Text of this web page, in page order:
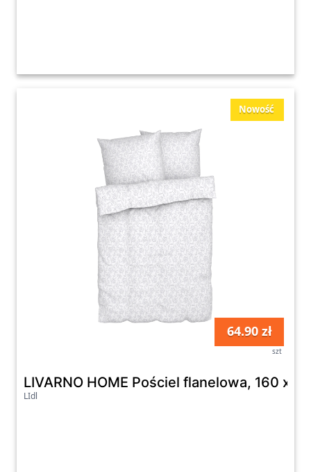
Nowość
64.90 zł
szt
LIVARNO HOME Pościel flanelowa, 160 x
LIdl